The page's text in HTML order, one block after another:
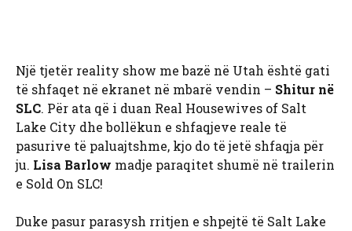
Një tjetër reality show me bazë në Utah është gati
të shfaqet në ekranet në mbarë vendin – Shitur në
SLC. Për ata që i duan Real Housewives of Salt
Lake City dhe bollëkun e shfaqjeve reale të
pasurive të paluajtshme, kjo do të jetë shfaqja për
ju. Lisa Barlow madje paraqitet shumë në trailerin
e Sold On SLC!
Duke pasur parasysh rritjen e shpejtë të Salt Lake